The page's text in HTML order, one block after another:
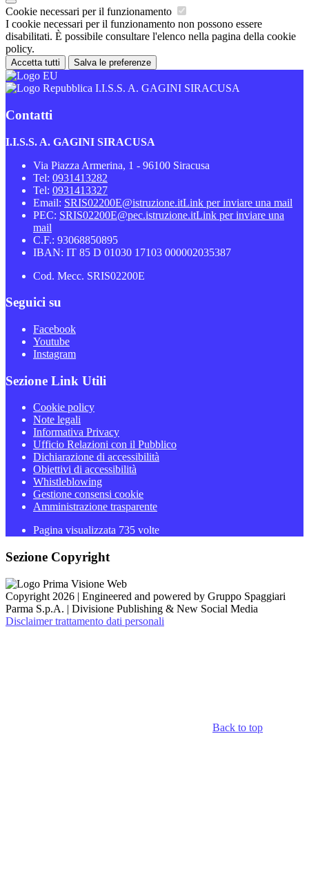
Cookie necessari per il funzionamento
I cookie necessari per il funzionamento non possono essere
disabilitati. È possibile consultare l'elenco nella pagina della cookie
policy.
Accetta tutti Salva le preferenze
I.I.S.S. A. GAGINI SIRACUSA
Contatti
I.I.S.S. A. GAGINI SIRACUSA
Via Piazza Armerina, 1 - 96100 Siracusa
Tel: 0931413282
Tel: 0931413327
Email: SRIS02200E@istruzione.itLink per inviare una mail
PEC: SRIS02200E@pec.istruzione.itLink per inviare una
mail
C.F.: 93068850895
IBAN: IT 85 D 01030 17103 000002035387
Cod. Mecc. SRIS02200E
Seguici su
Facebook
Youtube
Instagram
Sezione Link Utili
Cookie policy
Note legali
Informativa Privacy
Ufficio Relazioni con il Pubblico
Dichiarazione di accessibilità
Obiettivi di accessibilità
Whistleblowing
Gestione consensi cookie
Amministrazione trasparente
Pagina visualizzata 735 volte
Sezione Copyright
Copyright 2026 | Engineered and powered by Gruppo Spaggiari
Parma S.p.A. | Divisione Publishing & New Social Media
Disclaimer trattamento dati personali
Back to top